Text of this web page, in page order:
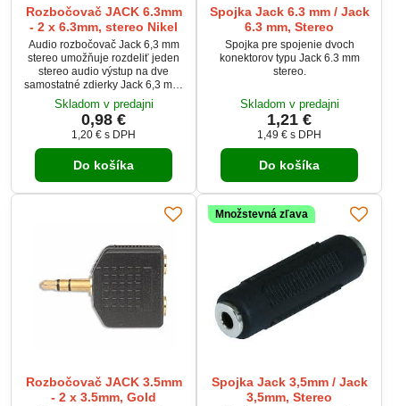
Rozbočovač JACK 6.3mm
- 2 x 6.3mm, stereo Nikel
Audio rozbočovač Jack 6,3 mm
stereo umožňuje rozdeliť jeden
stereo audio výstup na dve
samostatné zdierky Jack 6,3 mm.
Je ideálny pre pripojenie
slúchadiel, zosilňovačov,
mixážnych pultov alebo
hudobných nástrojov.
Zabezpečuje jednoduché a
spoľahlivé rozšírenie audio
pripojenia bez potreby ďalších
zariadení. Robustné prevedenie
zaručuje dlhú životnosť a stabilný
Skladom v predajni
0,98 €
1,20 € s DPH
Do košíka
Spojka Jack 6.3 mm / Jack
6.3 mm, Stereo
Spojka pre spojenie dvoch
konektorov typu Jack 6.3 mm
stereo.
Skladom v predajni
1,21 €
1,49 € s DPH
Do košíka
Rozbočovač JACK 3.5mm
- 2 x 3.5mm, Gold
Množstevná zľava
Spojka Jack 3,5mm / Jack
3,5mm, Stereo